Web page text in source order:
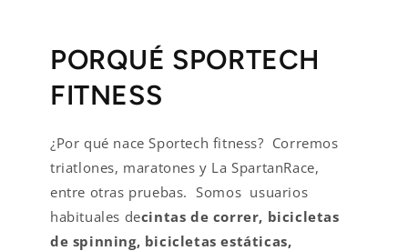
PORQUÉ SPORTECH
FITNESS
¿Por qué nace Sportech fitness? Corremos
triatlones, maratones y La SpartanRace,
entre otras pruebas. Somos usuarios
habituales decintas de correr, bicicletas
de spinning, bicicletas estáticas,